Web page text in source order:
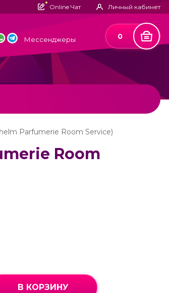
Online Чат Личный кабинет
Мессенджеры 0
Parfumerie Room Service)
Room
В КОРЗИНУ